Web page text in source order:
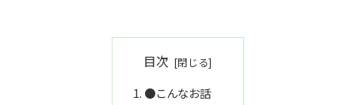
目次
●こんなお話